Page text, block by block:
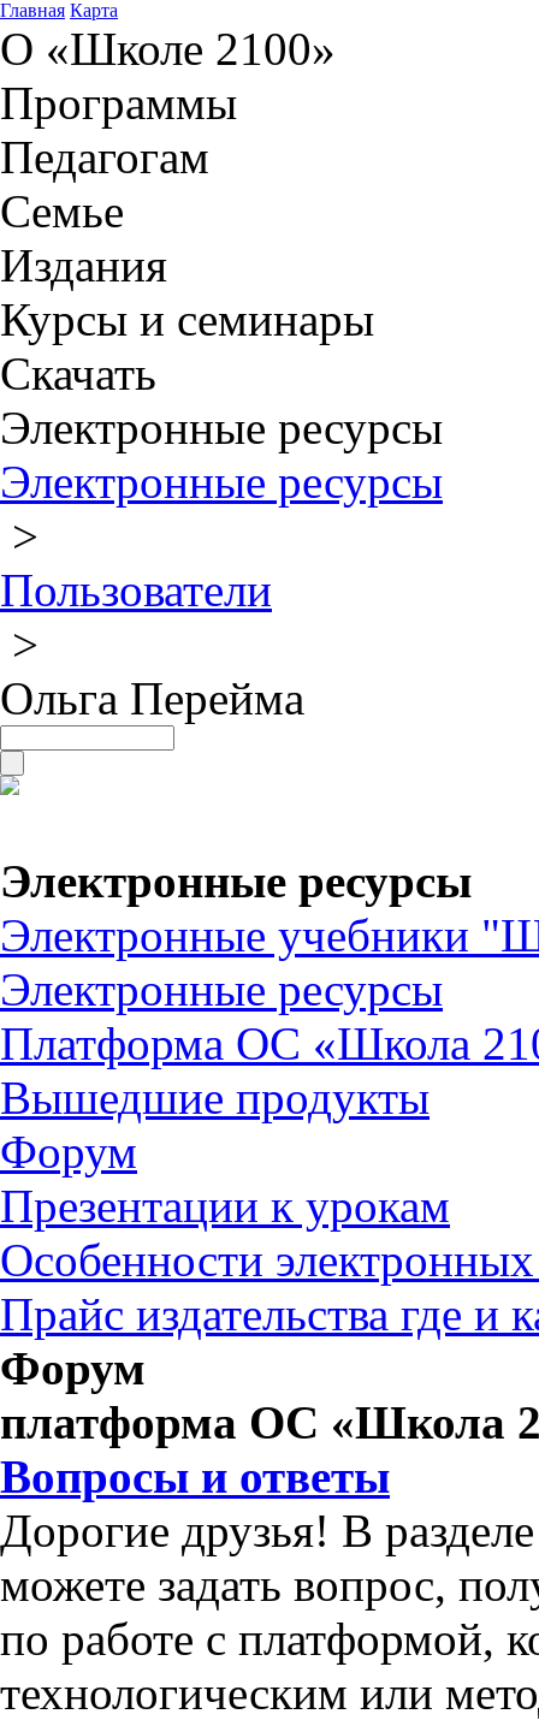
Главная Карта
О «Школе 2100»
Программы
Педагогам
Семье
Издания
Курсы и семинары
Скачать
Электронные ресурсы
Электронные ресурсы
>
Пользователи
>
Ольга Перейма
Электронные ресурсы
Электронные учебники
Электронные ресурсы
Платформа ОС «Школа
Вышедшие продукты
Форум
Презентации к урокам
Особенности
Прайс издательства где и
Форум
платформа ОС «Школа
Вопросы и ответы
Дорогие друзья! В
можете задать вопрос,
по работе с платформой,
технологическим или